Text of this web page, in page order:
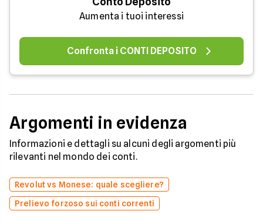
Aumenta i tuoi interessi
Confronta i CONTI DEPOSITO
Argomenti in evidenza
Informazioni e dettagli su alcuni degli argomenti più
rilevanti nel mondo dei conti.
Revolut vs Monese: quale scegliere?
Prelievo forzoso sui conti correnti